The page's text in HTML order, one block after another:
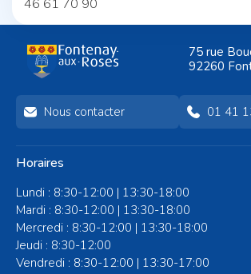
46 61 70 90
75 rue
92260
Nous contacter 01 41
Horaires
Lundi : 8:30-12:00 | 13:30-18:00
Mardi : 8:30-12:00 | 13:30-18:00
Mercredi : 8:30-12:00 | 13:30-18:00
Jeudi : 8:30-12:00
Vendredi : 8:30-12:00 | 13:30-17:00